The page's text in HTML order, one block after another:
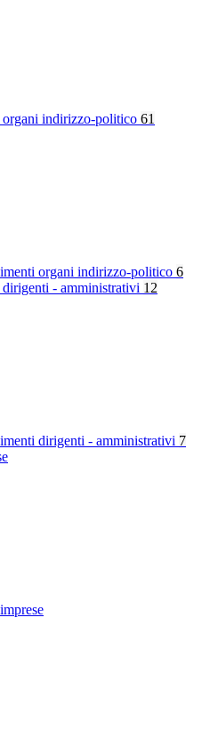
indirizzo-politico 61
organi indirizzo-politico 6
- amministrativi 12
dirigenti - amministrativi 7